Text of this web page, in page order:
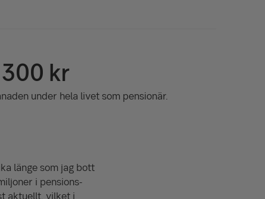
kr
under hela livet som pensionär.
länge som jag bott
i pensions­
aktuellt, vilket i